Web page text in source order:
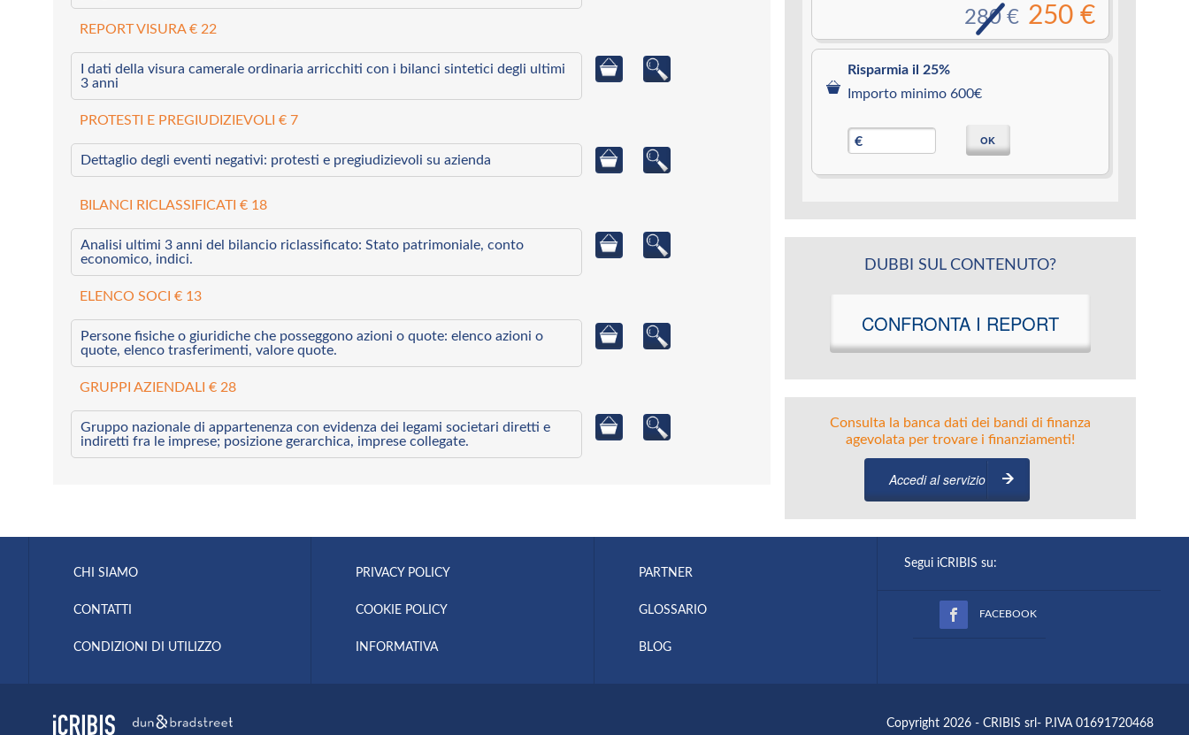
REPORT VISURA € 22
I dati della visura camerale ordinaria arricchiti con i bilanci sintetici degli ultimi
3 anni
PROTESTI E PREGIUDIZIEVOLI € 7
Dettaglio degli eventi negativi: protesti e pregiudizievoli su azienda
BILANCI RICLASSIFICATI € 18
Analisi ultimi 3 anni del bilancio riclassificato: Stato patrimoniale, conto
economico, indici.
ELENCO SOCI € 13
Persone fisiche o giuridiche che posseggono azioni o quote: elenco azioni o
quote, elenco trasferimenti, valore quote.
GRUPPI AZIENDALI € 28
Gruppo nazionale di appartenenza con evidenza dei legami societari diretti e
indiretti fra le imprese; posizione gerarchica, imprese collegate.
250 €
280 €
Risparmia il 25%
Importo minimo 600€
€ OK
DUBBI SUL CONTENUTO?
CONFRONTA I REPORT
Consulta la banca dati dei bandi di finanza
agevolata per trovare i finanziamenti!
Accedi al servizio
CHI SIAMO
CONTATTI
CONDIZIONI DI UTILIZZO
PRIVACY POLICY
COOKIE POLICY
INFORMATIVA
PARTNER
GLOSSARIO
BLOG
Segui iCRIBIS su:
FACEBOOK
Copyright 2026 - CRIBIS srl- P.IVA 01691720468